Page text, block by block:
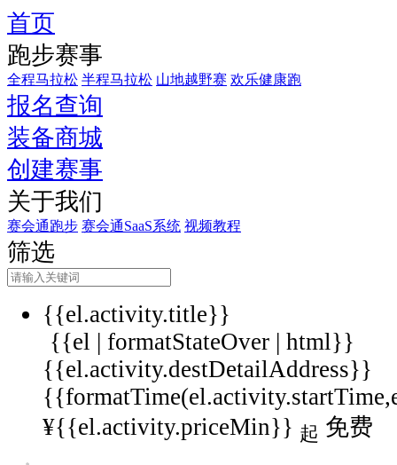
首页
跑步赛事
全程马拉松 半程马拉松 山地越野赛 欢乐健康跑
报名查询
装备商城
创建赛事
关于我们
赛会通跑步 赛会通SaaS系统 视频教程
筛选
{{el.activity.title}}
{{el | formatStateOver | html}}
{{el.activity.destDetailAddress}}
¥{{el.activity.priceMin}} 起 免费